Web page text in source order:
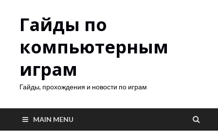
Гайды по
компьютерным
играм
Гайды, прохождения и новости по играм
MAIN MENU